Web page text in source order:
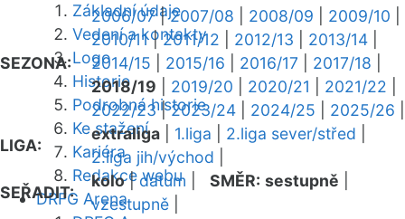
Základní údaje
Vedení a kontakty
Logo
Historie
Podrobná historie
Ke stažení
Kariéra
Redakce webu
DRFG Arena
SEZONA:
2006/07|2007/08 2008/09 2009/10
2010/11|2011/12 2012/13 2013/14
2014/15
2015/16 2016/17 2017/18
2018/19
2019/20 2020/21 2021/22
2022/23|2023/24 2024/25 2025/26
LIGA:
extraliga 1.liga 2.liga sever/střed
2.liga jih/východ
SEŘADIT:
kolo|datum SMĚR: sestupně
vzestupně